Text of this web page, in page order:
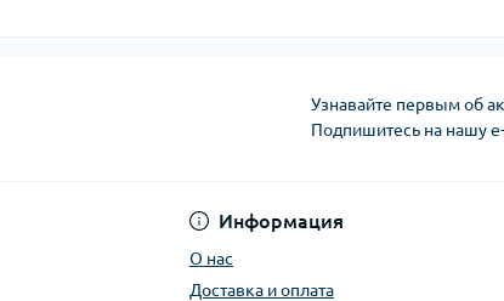
Узнавайте первым об
Подпишитесь на нашу
Информация
О нас
Доставка и оплата